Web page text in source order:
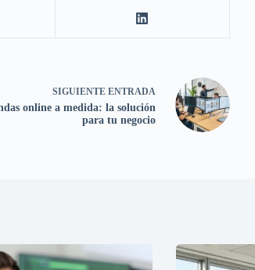
SIGUIENTEENTRADA
online a medida: la solución
para tu negocio